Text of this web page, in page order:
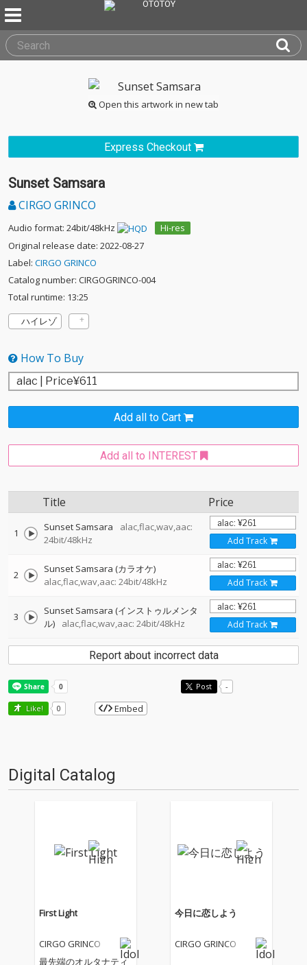
Open this artwork in new tab
Express Checkout
Sunset Samsara
CIRGO GRINCO
Audio format: 24bit/48kHz
Hi-res
Original release date: 2022-08-27
Label: CIRGO GRINCO
Catalog number: CIRGOGRINCO-004
Total runtime: 13:25
ハイレゾ
How To Buy
Add all to Cart
Add all to INTEREST
Title Price
1 Sunset Samsara
alac,flac,wav,aac:
24bit/48kHz
Add Track
2
Sunset Samsara (カラオケ)
alac,flac,wav,aac: 24bit/48kHz
Add Track
3
Sunset Samsara (インストゥルメンタ
ル)
alac,flac,wav,aac: 24bit/48kHz Add Track
Report about incorrect data
Post -
Like! 0 Embed
Digital Catalog
First Light
CIRGO GRINCO
最先端のオルタナティ
今日に恋しよう
CIRGO GRINCO